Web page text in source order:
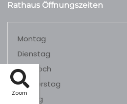
Zoom
Rathaus Öffnungszeiten
Montag
Dienstag
Mittwoch
Donnerstag
Freitag